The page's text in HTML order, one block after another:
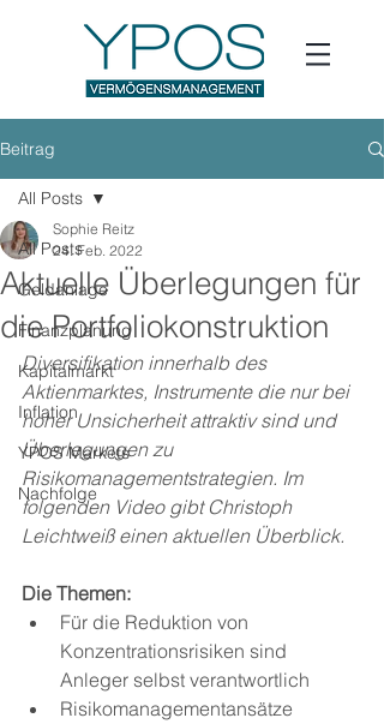
Beitrag
All Posts
Geldanlage
Finanzplanung
Kapitalmarkt
Inflation
YPOS Markets
Nachfolge
All Posts
Aktuelle Überlegungen für
die Portfoliokonstruktion
Sophie Reitz
24. Feb. 2022
Diversifikation innerhalb des
Aktienmarktes, Instrumente die nur bei
hoher Unsicherheit attraktiv sind und
Überlegungen zu
Risikomanagementstrategien. Im
folgenden Video gibt Christoph
Leichtweiß einen aktuellen Überblick.
Die Themen:
Für die Reduktion von
Konzentrationsrisiken sind
Anleger selbst verantwortlich
Risikomanagementansätze